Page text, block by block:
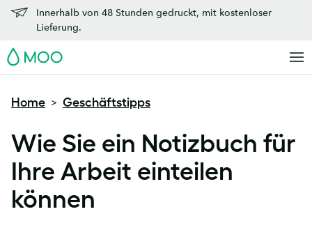
Innerhalb von 48 Stunden gedruckt, mit kostenloser
Lieferung.
MOO
Home > Geschäftstipps
Wie Sie ein Notizbuch für
Ihre Arbeit einteilen
können